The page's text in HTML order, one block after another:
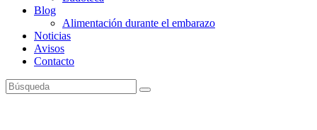
Blog
Alimentación durante el embarazo
Noticias
Avisos
Contacto